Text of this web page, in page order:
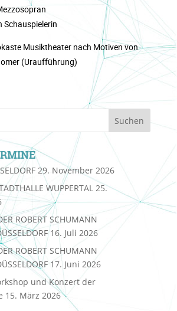
Schauspielerin
Musiktheater nach Motiven von
(Uraufführung)
29. November 2026
WUPPERTAL 25.
ROBERT SCHUMANN
16. Juli 2026
ROBERT SCHUMANN
17. Juni 2026
und Konzert der
15. März 2026